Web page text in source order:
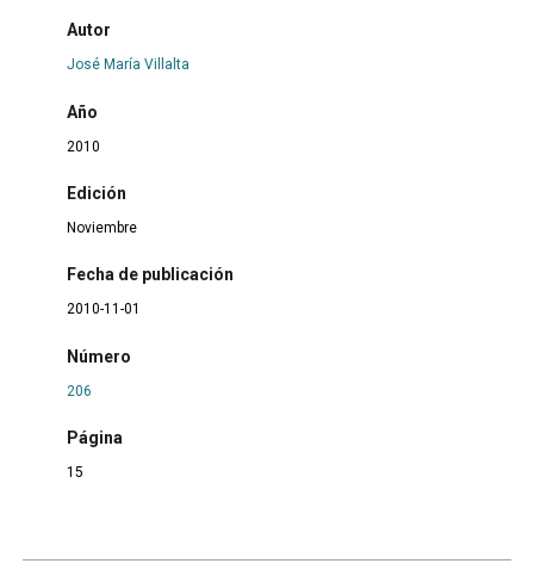
Autor
José María Villalta
Año
2010
Edición
Noviembre
Fecha de publicación
2010-11-01
Número
206
Página
15